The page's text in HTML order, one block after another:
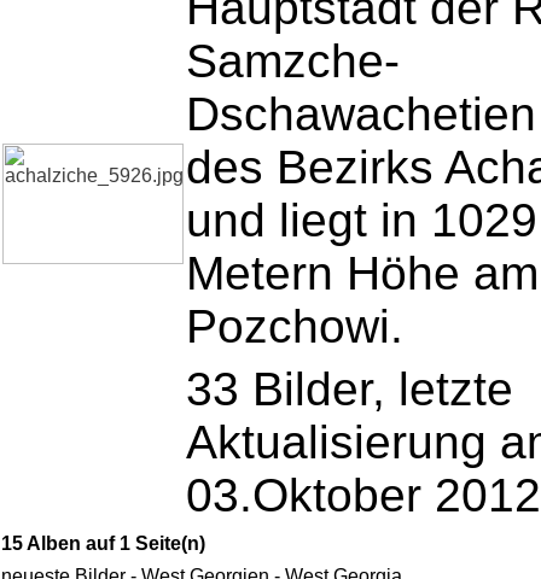
Samzche-
des Bezirks
und liegt in 1029
Metern Höhe
Pozchowi.
33 Bilder, letzte
Aktualisierung
03.Oktober 2012
15 Alben auf 1 Seite(n)